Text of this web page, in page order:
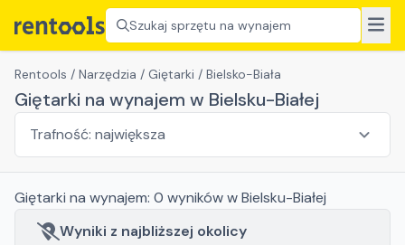
Szukaj sprzętu na wynajem
Rentools / Narzędzia / Giętarki / Bielsko-Biała
Giętarki na wynajem w Bielsku-Białej
Giętarki na wynajem: 0 wynikóww Bielsku-Białej
Wyniki z najbliższej okolicy